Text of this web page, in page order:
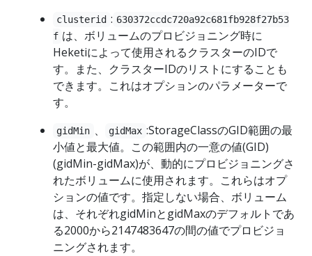
clusterid : 630372ccdc720a92c681fb928f27b53
f は、ボリュームのプロビジョニング時に
Heketiによって使用されるクラスターのIDで
す。また、クラスターIDのリストにすることも
できます。これはオプションのパラメーターで
す。
gidMin 、 gidMax :StorageClassのGID範囲の最
小値と最大値。この範囲内の一意の値(GID)
(gidMin-gidMax)が、動的にプロビジョニングさ
れたボリュームに使用されます。これらはオプ
ションの値です。指定しない場合、ボリューム
は、それぞれgidMinとgidMaxのデフォルトであ
る2000から2147483647の間の値でプロビジョ
ニングされます。